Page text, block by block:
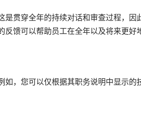
是贯穿全年的持续对话和审查过程，因
反馈可以帮助员工在全年以及将来更好
如，您可以仅根据其职务说明中显示的